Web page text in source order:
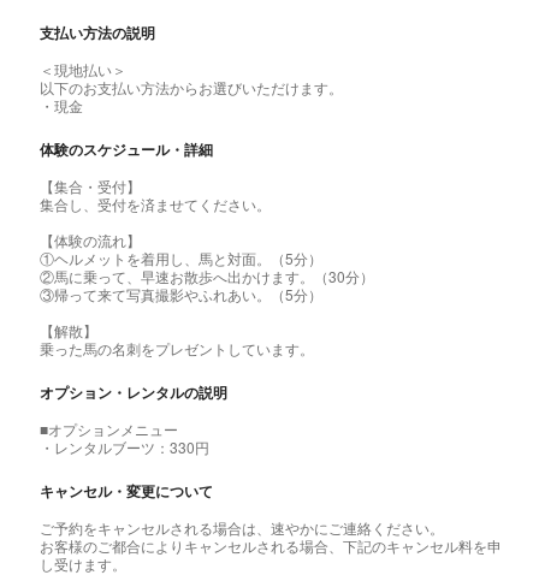
支払い方法の説明
＜現地払い＞
以下のお支払い方法からお選びいただけます。
・現金
体験のスケジュール・詳細
【集合・受付】
集合し、受付を済ませてください。
【体験の流れ】
①ヘルメットを着用し、馬と対面。（5分）
②馬に乗って、早速お散歩へ出かけます。（30分）
③帰って来て写真撮影やふれあい。（5分）
【解散】
乗った馬の名刺をプレゼントしています。
オプション・レンタルの説明
■オプションメニュー
・レンタルブーツ：330円
キャンセル・変更について
ご予約をキャンセルされる場合は、速やかにご連絡ください。
お客様のご都合によりキャンセルされる場合、下記のキャンセル料を申
し受けます。